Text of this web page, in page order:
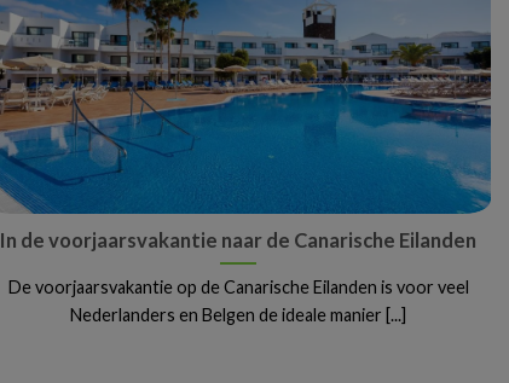
In de voorjaarsvakantie naar de Canarische Eilanden
De voorjaarsvakantie op de Canarische Eilanden is voor veel
Nederlanders en Belgen de ideale manier [...]